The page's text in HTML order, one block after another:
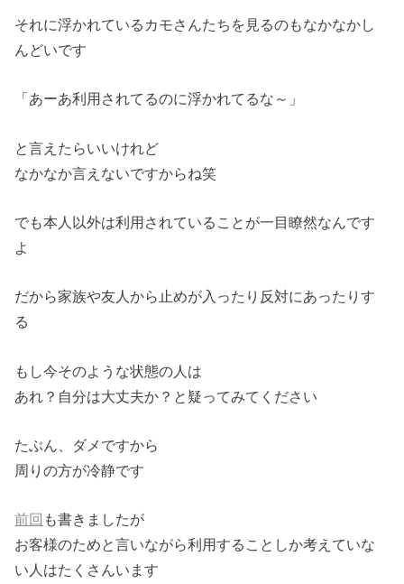
それに浮かれているカモさんたちを見るのもなかなかし
んどいです
「あーあ利用されてるのに浮かれてるな～」
と言えたらいいけれど
なかなか言えないですからね笑
でも本人以外は利用されていることが一目瞭然なんです
よ
だから家族や友人から止めが入ったり反対にあったりす
る
もし今そのような状態の人は
あれ？自分は大丈夫か？と疑ってみてください
たぶん、ダメですから
周りの方が冷静です
前回 も書きましたが
お客様のためと言いながら利用することしか考えていな
い人はたくさんいます